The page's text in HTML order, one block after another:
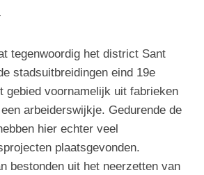
tegenwoordig het district Sant
stadsuitbreidingen eind 19e
gebied voornamelijk uit fabrieken
arbeiderswijkje. Gedurende de
hier echter veel
plaatsgevonden.
bestonden uit het neerzetten van